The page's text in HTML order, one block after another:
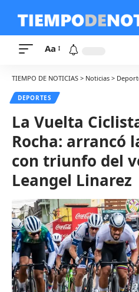
Aa
TIEMPO DE NOTICIAS > Noticias >
DEPORTES
La Vuelta
Rocha: arrancó
con triunfo del
Leangel Linarez